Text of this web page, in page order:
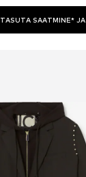
TASUTA SAATMINE*